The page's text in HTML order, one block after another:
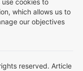
which allows us to
our objectives
reserved. Article